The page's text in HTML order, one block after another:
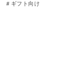
＃ギフト向け